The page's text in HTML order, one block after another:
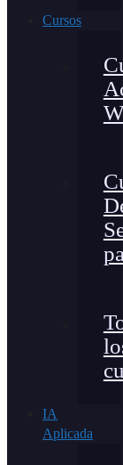
Cursos
IA
Aplicada